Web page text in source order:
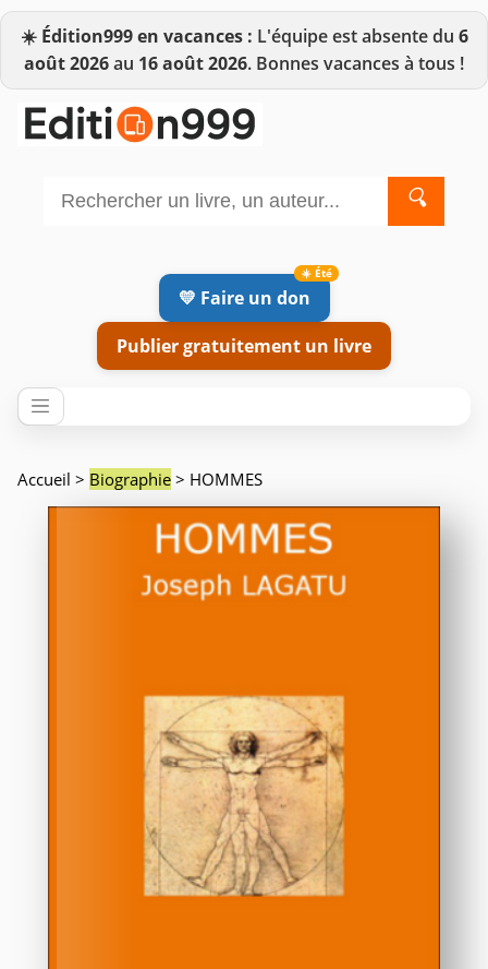
☀️ Édition999 en vacances : L'équipe est absente du 6
août 2026au 16 août 2026. Bonnes vacances à tous !
🔍
💛 Faire un don
Publier gratuitement un livre
Accueil > Biographie > HOMMES